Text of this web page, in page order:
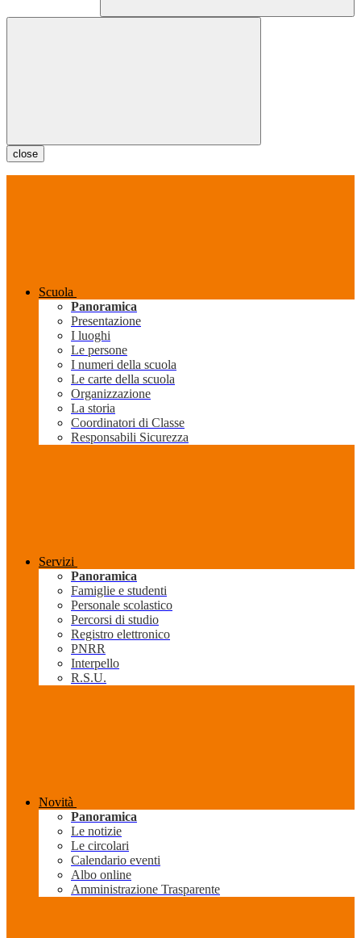
close
Scuola
Panoramica
Presentazione
I luoghi
Le persone
I numeri della scuola
Le carte della scuola
Organizzazione
La storia
Coordinatori di Classe
Responsabili Sicurezza
Servizi
Panoramica
Famiglie e studenti
Personale scolastico
Percorsi di studio
Registro elettronico
PNRR
Interpello
R.S.U.
Novità
Panoramica
Le notizie
Le circolari
Calendario eventi
Albo online
Amministrazione Trasparente